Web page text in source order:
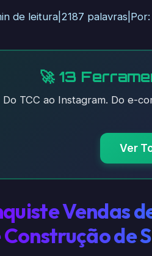
de leitura 2187 palavras Por:
🚀 13
Do TCC ao Instagram. Do e-
Ver
Vendas
Construção de